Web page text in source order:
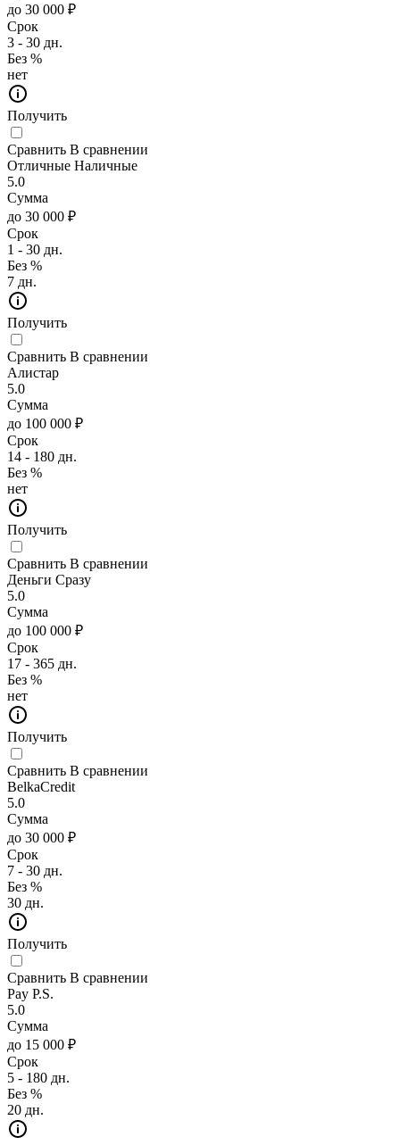
до 30 000 ₽
Срок
3 - 30 дн.
Без %
нет
Получить
Сравнить В сравнении
Отличные Наличные
5.0
Сумма
до 30 000 ₽
Срок
1 - 30 дн.
Без %
7 дн.
Получить
Сравнить В сравнении
Алистар
5.0
Сумма
до 100 000 ₽
Срок
14 - 180 дн.
Без %
нет
Получить
Сравнить В сравнении
Деньги Сразу
5.0
Сумма
до 100 000 ₽
Срок
17 - 365 дн.
Без %
нет
Получить
Сравнить В сравнении
BelkaCredit
5.0
Сумма
до 30 000 ₽
Срок
7 - 30 дн.
Без %
30 дн.
Получить
Сравнить В сравнении
Pay P.S.
5.0
Сумма
до 15 000 ₽
Срок
5 - 180 дн.
Без %
20 дн.